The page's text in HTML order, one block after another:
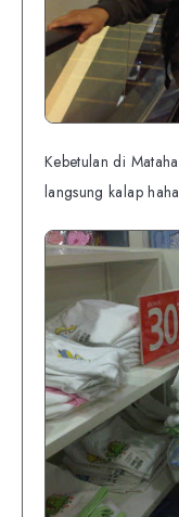
Kebetulan di
langsung kalap